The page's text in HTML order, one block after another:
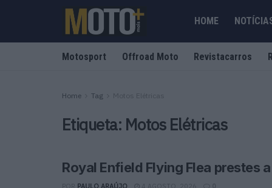
HOME
Motosport Offroad Moto Revistacarros
Home Tag Motos Elétricas
Etiqueta: Motos Elétricas
Royal Enfield Flying Flea prestes
PAULO ARAÚJO 4 AGOSTO, 2026 0